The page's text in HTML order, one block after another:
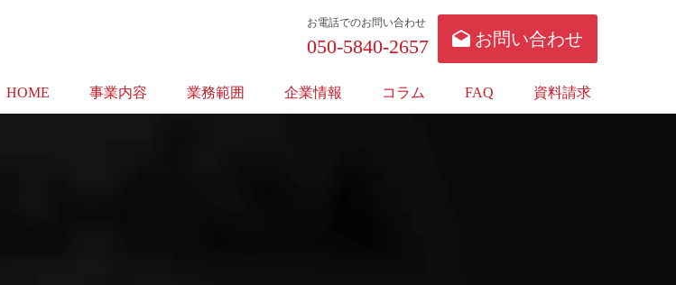
お電話でのお問い合わせ
050-5840-2657 お問い合わせ
HOME 事業内容 業務範囲 企業情報 コラム FAQ 資料請求